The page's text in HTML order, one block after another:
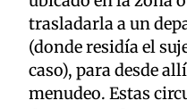
trasladarla a un
(donde residía el
caso), para desde
menudeo. Estas